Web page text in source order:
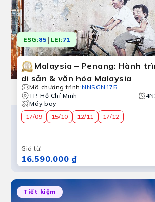
ESG:85 | LEI:71
Malaysia – Penang: Hành
di sản & văn hóa Malaysia
Mã chương trình:NNSGN175
TP. Hồ Chí Minh
Máy bay
17/09
15/10 12/11 17/12
Giá từ:
16.590.000 ₫
Tiết kiệm